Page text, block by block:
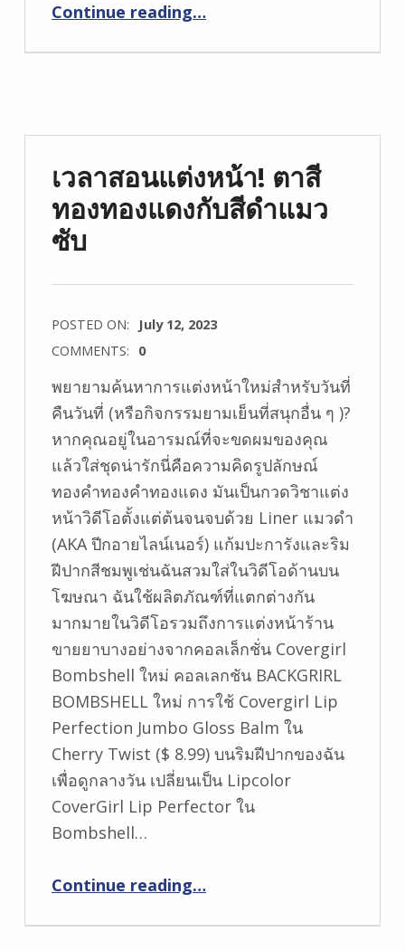
Continue reading…
เวลาสอนแต่งหน้า! ตาสี
ทองทองแดงกับสีดำแมว
ซับ
POSTED ON:
July 12, 2023
COMMENTS: 0
พยายามค้นหาการแต่งหน้าใหม่สำหรับวันที่
คืนวันที่ (หรือกิจกรรมยามเย็นที่สนุกอื่น ๆ )?
หากคุณอยู่ในอารมณ์ที่จะขดผมของคุณ
แล้วใส่ชุดน่ารักนี่คือความคิดรูปลักษณ์
ทองคำทองคำทองแดง มันเป็นกวดวิชาแต่ง
หน้าวิดีโอตั้งแต่ต้นจนจบด้วย Liner แมวดำ
(AKA ปีกอายไลน์เนอร์) แก้มปะการังและริม
ฝีปากสีชมพูเช่นฉันสวมใส่ในวิดีโอด้านบน
โฆษณา ฉันใช้ผลิตภัณฑ์ที่แตกต่างกัน
มากมายในวิดีโอรวมถึงการแต่งหน้าร้าน
ขายยาบางอย่างจากคอลเล็กชั่น Covergirl
Bombshell ใหม่ คอลเลกชัน BACKGRIRL
BOMBSHELL ใหม่ การใช้ Covergirl Lip
Perfection Jumbo Gloss Balm ใน
Cherry Twist ($ 8.99) บนริมฝีปากของฉัน
เพื่อดูกลางวัน เปลี่ยนเป็น Lipcolor
CoverGirl Lip Perfector ใน
Bombshell…
Continue reading“เวลาสอนแต่งหน้า! ตาสีทองทองแดงกับสีดำแมวซับ”
…